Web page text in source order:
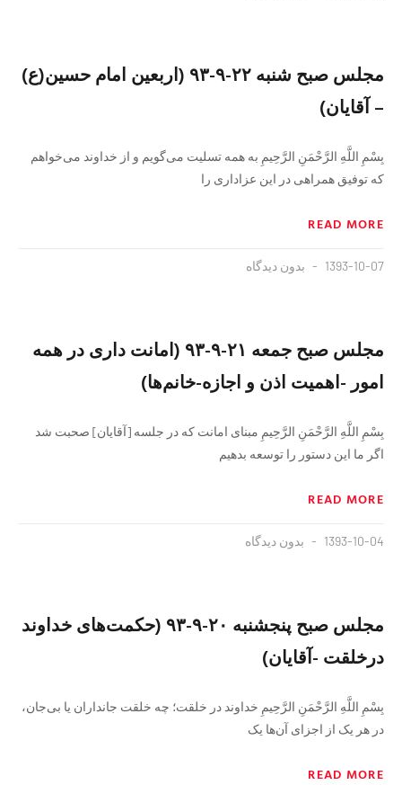
مجلس صبح شنبه ۲۲-۹-۹۳ (اربعین امام حسین(ع)
– آقایان)
بِسْمِ اللَّهِ الرَّحْمَنِ الرَّحِيمِ به همه تسلیت می‌گویم و از خداوند می‌خواهم
که توفیق همراهی در این عزاداری را
READ MORE
1393-10-07 بدون دیدگاه
مجلس صبح جمعه ۲۱-۹-۹۳ (امانت داری در همه
امور -اهمیت اذن و اجازه-خانم‌ها)
بِسْمِ اللَّهِ الرَّحْمَنِ الرَّحِيمِ مبنای امانت که در جلسه [آقایان] صحبت شد
اگر ما این دستور را توسعه بدهیم
READ MORE
1393-10-04 بدون دیدگاه
مجلس صبح پنجشنبه ۲۰-۹-۹۳ (حکمت‌های خداوند
درخلقت -آقایان)
بِسْمِ اللَّهِ الرَّحْمَنِ الرَّحِيمِ خداوند در خلقت؛ چه خلقت جانداران یا بی‌جان،
در هر یک از اجزای آن‌ها یک
READ MORE